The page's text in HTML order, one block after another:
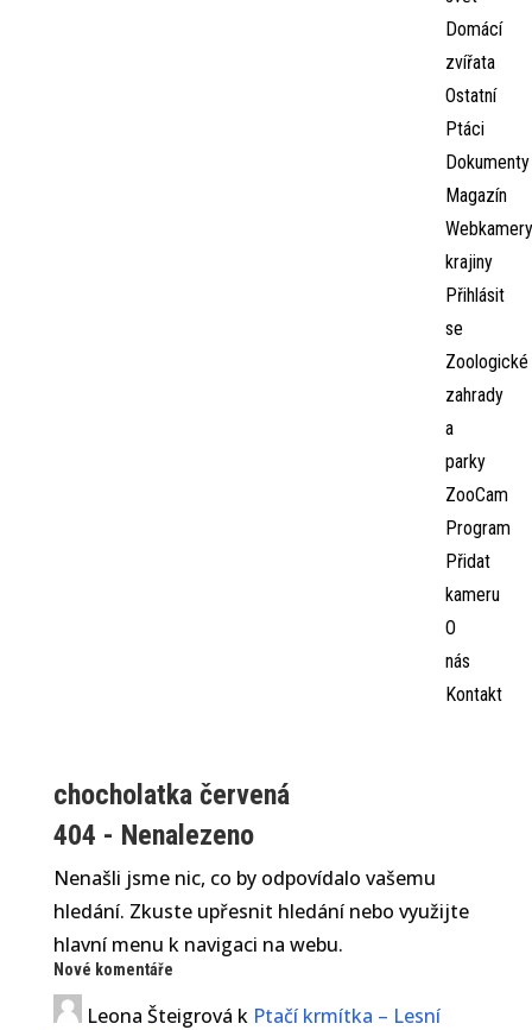
Domácí
zvířata
Ostatní
Ptáci
Dokumenty
Magazín
Webkamery
krajiny
Přihlásit
se
Zoologické
zahrady
a
parky
ZooCam
Program
Přidat
kameru
O
nás
Kontakt
chocholatka červená
404 - Nenalezeno
Nenašli jsme nic, co by odpovídalo vašemu
hledání. Zkuste upřesnit hledání nebo využijte
hlavní menu k navigaci na webu.
Nové komentáře
Leona Šteigrová k Ptačí krmítka – Lesní